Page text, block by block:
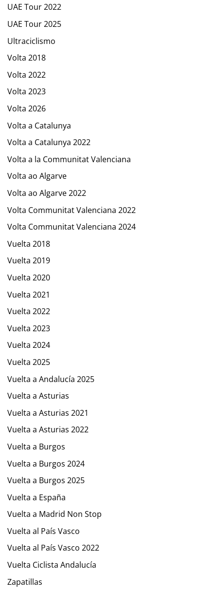
UAE Tour 2022
UAE Tour 2025
Ultraciclismo
Volta 2018
Volta 2022
Volta 2023
Volta 2026
Volta a Catalunya
Volta a Catalunya 2022
Volta a la Communitat Valenciana
Volta ao Algarve
Volta ao Algarve 2022
Volta Communitat Valenciana 2022
Volta Communitat Valenciana 2024
Vuelta 2018
Vuelta 2019
Vuelta 2020
Vuelta 2021
Vuelta 2022
Vuelta 2023
Vuelta 2024
Vuelta 2025
Vuelta a Andalucía 2025
Vuelta a Asturias
Vuelta a Asturias 2021
Vuelta a Asturias 2022
Vuelta a Burgos
Vuelta a Burgos 2024
Vuelta a Burgos 2025
Vuelta a España
Vuelta a Madrid Non Stop
Vuelta al País Vasco
Vuelta al País Vasco 2022
Vuelta Ciclista Andalucía
Zapatillas